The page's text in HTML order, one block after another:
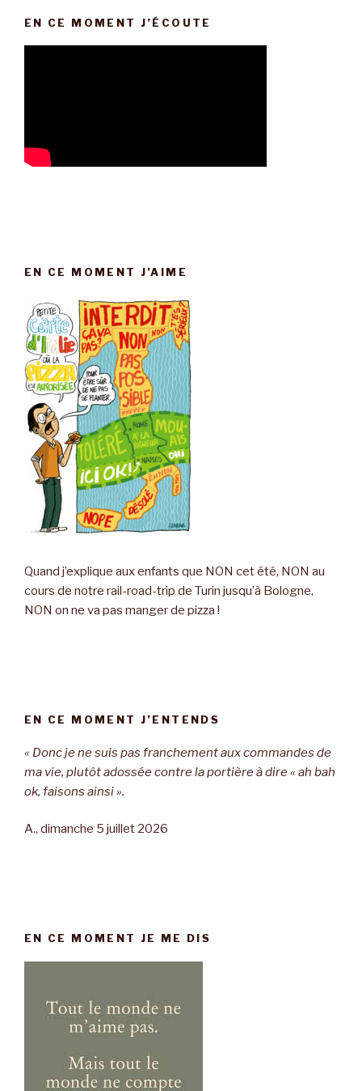
EN CE MOMENT J’ÉCOUTE
EN CE MOMENT J’AIME
Quand j’explique aux enfants que NON cet été, NON au
cours de notre rail-road-trip de Turin jusqu’à Bologne,
NON on ne va pas manger de pizza !
EN CE MOMENT J’ENTENDS
« Donc je ne suis pas franchement aux commandes de
ma vie, plutôt adossée contre la portière à dire « ah bah
ok, faisons ainsi ».
A., dimanche 5 juillet 2026
EN CE MOMENT JE ME DIS